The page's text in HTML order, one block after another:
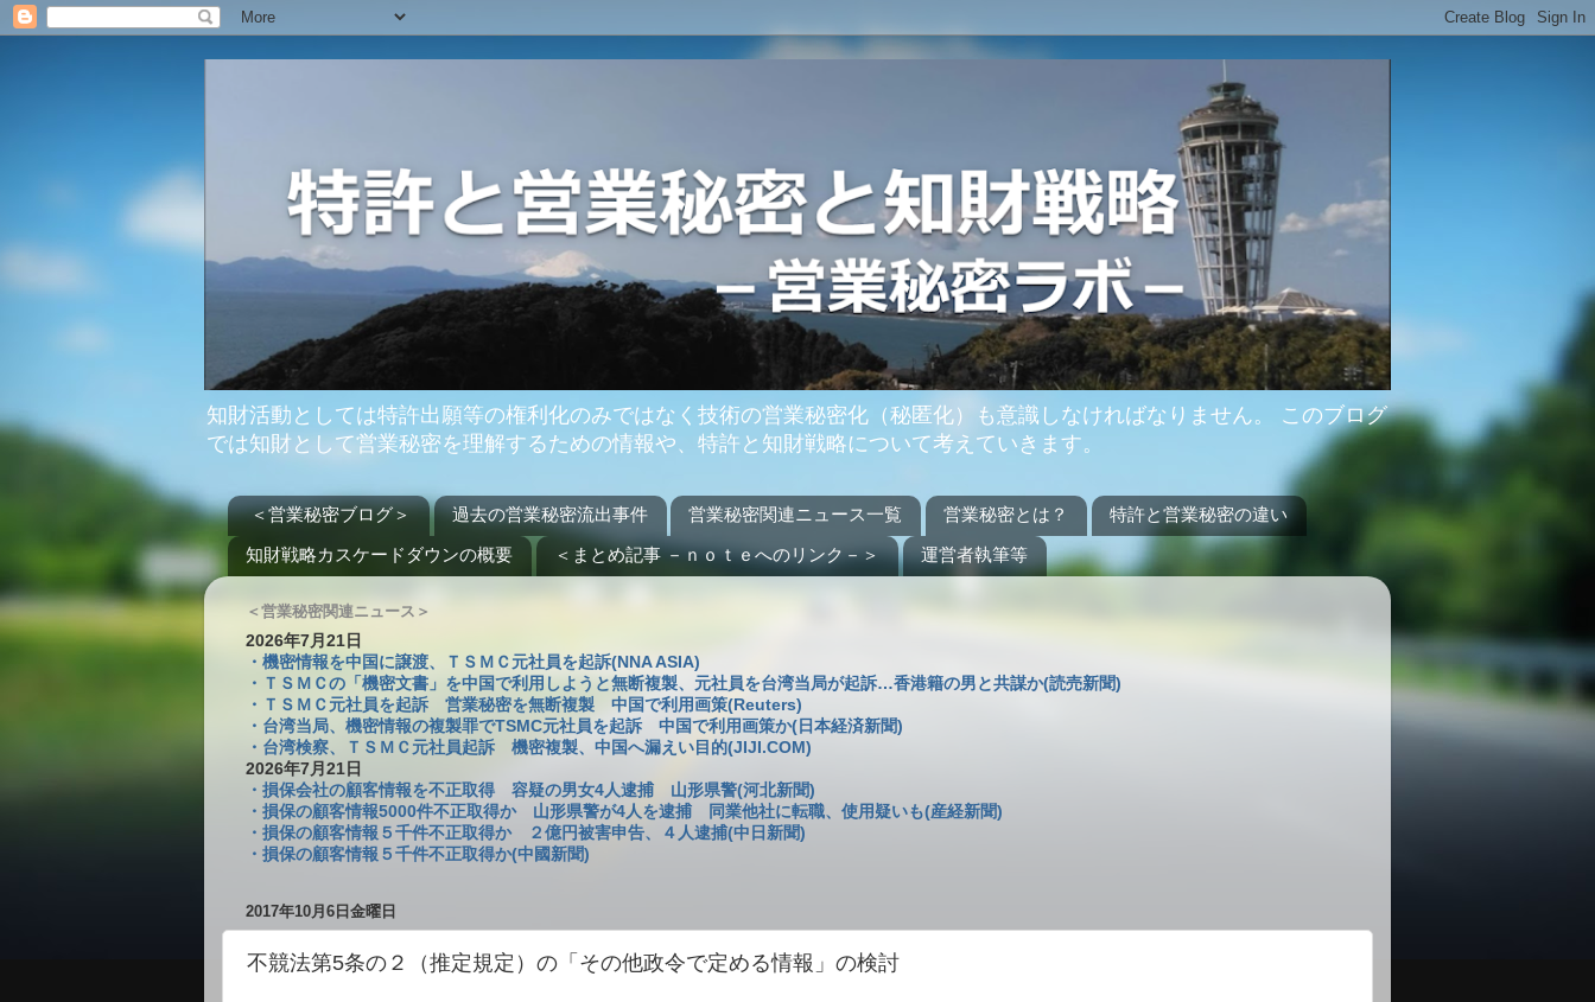
知財活動としては特許出願等の権利化のみではなく技術の営業秘密化（秘匿化）も意識しなければなりません。 このブログ
では知財として営業秘密を理解するための情報や、特許と知財戦略について考えていきます。
＜営業秘密ブログ＞ 過去の営業秘密流出事件 営業秘密関連ニュース一覧 営業秘密とは？
特許と営業秘密の違い
知財戦略カスケードダウンの概要
＜まとめ記事 －ｎｏｔｅへのリンク－＞ 運営者執筆等
＜営業秘密関連ニュース＞
2026年7月21日
・機密情報を中国に譲渡、ＴＳＭＣ元社員を起訴(NNA ASIA)
・ＴＳＭＣの「機密文書」を中国で利用しようと無断複製、元社員を台湾当局が起訴…香港籍の男と共謀か(読売新聞)
・ＴＳＭＣ元社員を起訴 営業秘密を無断複製 中国で利用画策(Reuters)
・台湾当局、機密情報の複製罪でTSMC元社員を起訴 中国で利用画策か(日本経済新聞)
・台湾検察、ＴＳＭＣ元社員起訴 機密複製、中国へ漏えい目的(JIJI.COM)
2026年7月21日
・損保会社の顧客情報を不正取得 容疑の男女4人逮捕 山形県警(河北新聞)
・損保の顧客情報5000件不正取得か 山形県警が4人を逮捕 同業他社に転職、使用疑いも(産経新聞)
・損保の顧客情報５千件不正取得か ２億円被害申告、４人逮捕(中日新聞)
・損保の顧客情報５千件不正取得か(中國新聞)
2017年10月6日金曜日
不競法第5条の２（推定規定）の「その他政令で定める情報」の検討